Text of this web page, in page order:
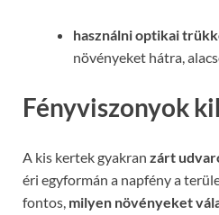
használni optikai
növényeket hátra,
Fényviszonyok
A kis kertek gyakran zárt
éri egyformán a napfény a
fontos, milyen növényeket